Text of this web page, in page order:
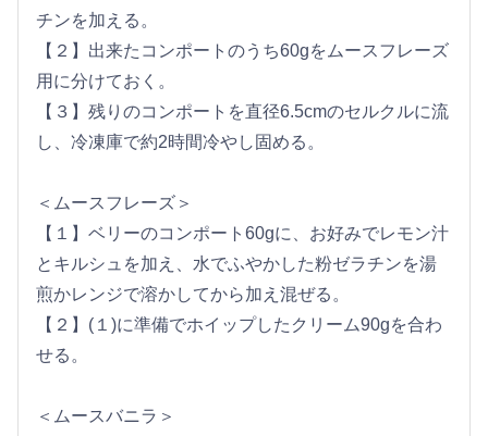
チンを加える。
【２】出来たコンポートのうち60gをムースフレーズ
用に分けておく。
【３】残りのコンポートを直径6.5cmのセルクルに流
し、冷凍庫で約2時間冷やし固める。
＜ムースフレーズ＞
【１】ベリーのコンポート60gに、お好みでレモン汁
とキルシュを加え、水でふやかした粉ゼラチンを湯
煎かレンジで溶かしてから加え混ぜる。
【２】(１)に準備でホイップしたクリーム90gを合わ
せる。
＜ムースバニラ＞